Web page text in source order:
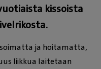
kissoista
ja hoitamatta,
liikkua laitetaan